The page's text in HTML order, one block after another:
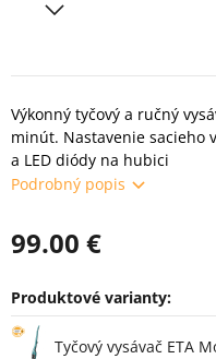
Výkonný tyčový a ručný
minút. Nastavenie sacieho
a LED diódy na hubici
Podrobný popis
99.00 €
Produktové varianty:
Varianty
Tyčový vysávač ETA